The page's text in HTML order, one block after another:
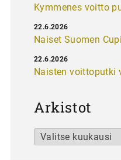
Kymmenes voitto
Naiset Suomen
22.6.2026
Naisten voittoputki
22.6.2026
Arkistot
Arkistot